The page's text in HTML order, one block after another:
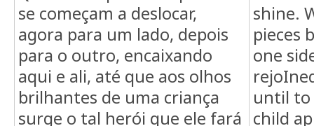
se começam a deslocar,
agora para um lado, depois
para o outro, encaixando
aqui e ali, até que aos olhos
brilhantes de uma criança
surge o tal herói que ele fará
shine.
pieces
one
until to
child